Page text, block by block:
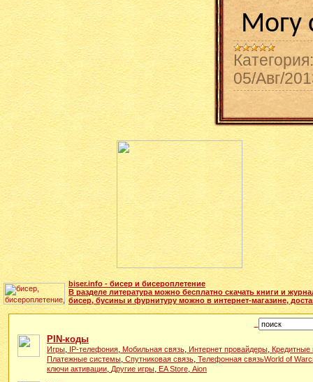
Могу
Категория:
05/Авг/
biser.info - бисер и бисероплетение
В разделе литература можно бесплатно скачать книги и
бисер, бусины и фурнитуру можно в интернет-магазине,
PIN-коды
Игры, IP-телефония, Мобильная связь, Интернет провайдеры, Кредитные
Платежные системы, Спутниковая связь, Телефонная связьWorld of
ключи активации, Другие игры, EA Store, Aion